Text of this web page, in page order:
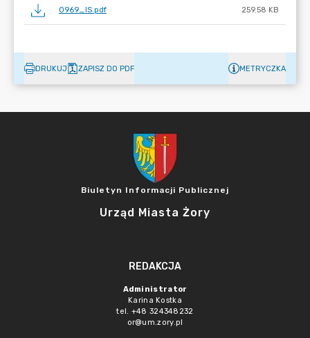
0969_IS.pdf 259.58 KB
DRUKUJ ZAPISZ DO PDF METRYCZKA
Biuletyn Informacji Publicznej
Urząd Miasta Żory
REDAKCJA
Administrator
Karina Kostka
tel. +48 324348232
or@um.zory.pl